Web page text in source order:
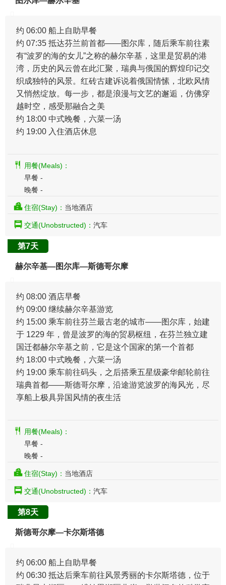
约 06:00 船上自助早餐
约 07:35 抵达芬兰前首都——图尔库，随后乘车前往素
有“波罗的海的女儿”之称的赫尔辛基，这里是贸易的港
湾，历史的风云曾在此汇聚，瑞典与俄国的辉煌印记交
织成独特的风景。红砖古建诉说着俄国情愫，北欧风情
又悄然绽放。每一步，都是浪漫与文艺的邂逅，仿佛穿
越时空，感受那融合之美
约 18:00 中式晚餐，六菜一汤
约 19:00 入住酒店休息
用餐(Meals)：
早餐 -
晚餐 -
住宿(Stay)： 当地酒店
交通(Unobstructed)： 汽车
第7天
赫尔辛基—图尔库—斯德哥尔摩
约 08:00 酒店早餐
约 09:00 继续赫尔辛基游览
约 15:00 乘车前往芬兰最古老的城市——图尔库，始建
于 1229 年，曾是波罗的海的贸易枢纽，在芬兰独立建
国迁都赫尔辛基之前，它是这个国家的第一个首都
约 18:00 中式晚餐，六菜一汤
约 19:00 乘车前往码头，之后搭乘五星级豪华邮轮前往
瑞典首都——斯德哥尔摩，沿途游览波罗的海风光，尽
享船上极具异国风情的夜生活
用餐(Meals)：
早餐 -
晚餐 -
住宿(Stay)： 当地酒店
交通(Unobstructed)： 汽车
第8天
斯德哥尔摩—卡尔斯塔德
约 06:00 船上自助早餐
约 06:30 抵达后乘车前往风景秀丽的卡尔斯塔德，位于